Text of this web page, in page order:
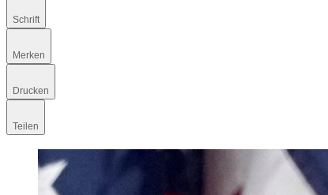
Schrift
Merken
Drucken
Teilen